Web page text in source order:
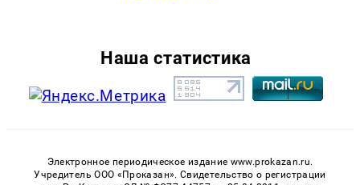
Наша статистика
Электронное периодическое издание www.prokazan.ru.
Учредитель ООО «Проказан». Cвидетельство о регистрации